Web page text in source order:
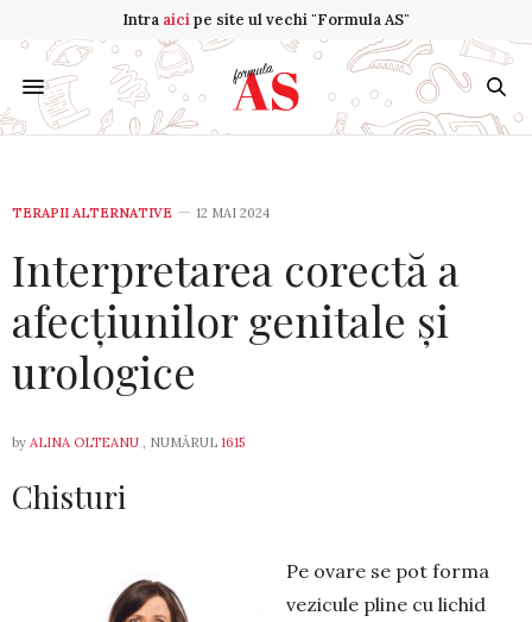
Intra aicipe site ul vechi "Formula AS"
TERAPII ALTERNATIVE 12 MAI 2024
Interpretarea corectă a
afecțiunilor genitale și
urologice
by ALINA OLTEANU , NUMĂRUL 1615
Chisturi
Pe ovare se pot forma
vezicule pline cu lichid